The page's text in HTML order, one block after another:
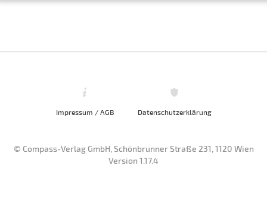
Impressum / AGB Datenschutzerklärung
© Compass-Verlag GmbH, Schönbrunner Straße 231, 1120 Wien
Version 1.17.4